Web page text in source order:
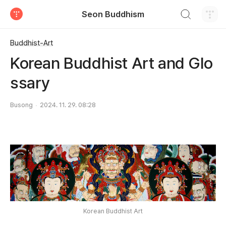
Seon Buddhism
Buddhist-Art
Korean Buddhist Art and Glo
ssary
Busong 2024. 11. 29. 08:28
Korean Buddhist Art